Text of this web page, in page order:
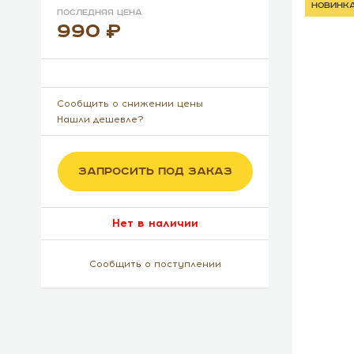
Последняя цена
990
Сообщить о снижении цены
Нашли дешевле?
ЗАПРОСИТЬ ПОД ЗАКАЗ
Нет в наличии
Сообщить о поступлении